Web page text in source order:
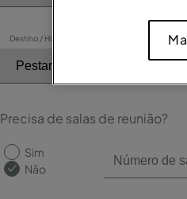
Destino / Hotel*
Precisa de salas de reunião?
Sim
Não